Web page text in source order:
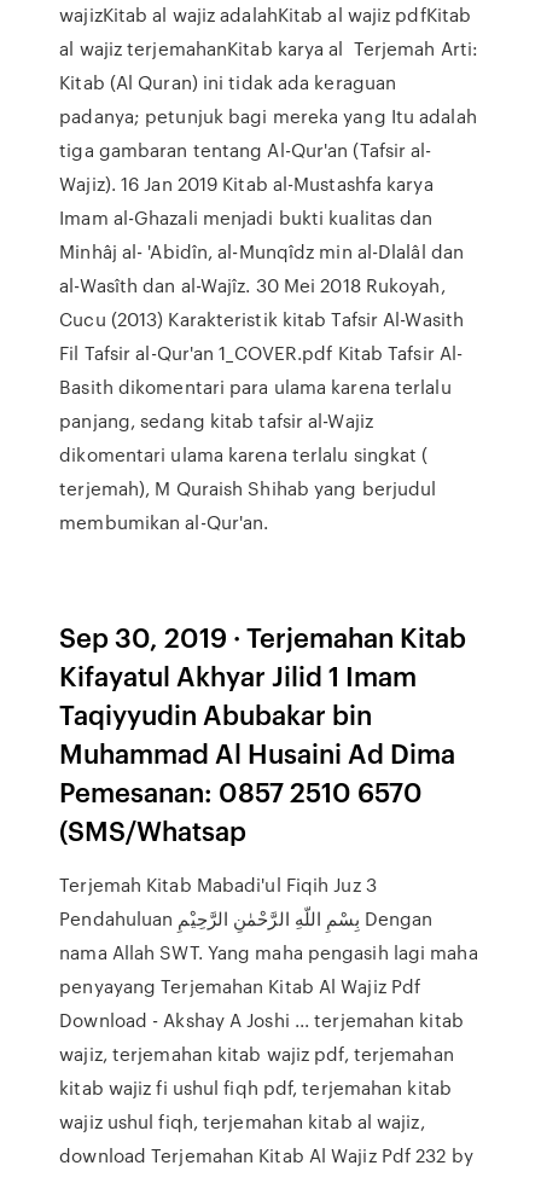
wajizKitab al wajiz adalahKitab al wajiz pdfKitab
al wajiz terjemahanKitab karya al Terjemah Arti:
Kitab (Al Quran) ini tidak ada keraguan
padanya; petunjuk bagi mereka yang Itu adalah
tiga gambaran tentang Al-Qur'an (Tafsir al-
Wajiz). 16 Jan 2019 Kitab al-Mustashfa karya
Imam al-Ghazali menjadi bukti kualitas dan
Minhâj al- 'Abidîn, al-Munqîdz min al-Dlalâl dan
al-Wasîth dan al-Wajîz. 30 Mei 2018 Rukoyah,
Cucu (2013) Karakteristik kitab Tafsir Al-Wasith
Fil Tafsir al-Qur'an 1_COVER.pdf Kitab Tafsir Al-
Basith dikomentari para ulama karena terlalu
panjang, sedang kitab tafsir al-Wajiz
dikomentari ulama karena terlalu singkat (
terjemah), M Quraish Shihab yang berjudul
membumikan al-Qur'an.
Sep 30, 2019 · Terjemahan Kitab
Kifayatul Akhyar Jilid 1 Imam
Taqiyyudin Abubakar bin
Muhammad Al Husaini Ad Dima
Pemesanan: 0857 2510 6570
(SMS/Whatsap
Terjemah Kitab Mabadi'ul Fiqih Juz 3
Pendahuluan بِسْمِ اللّهِ الرَّحْمٰنِ الرَّحِيْمِ Dengan
nama Allah SWT. Yang maha pengasih lagi maha
penyayang Terjemahan Kitab Al Wajiz Pdf
Download - Akshay A Joshi ... terjemahan kitab
wajiz, terjemahan kitab wajiz pdf, terjemahan
kitab wajiz fi ushul fiqh pdf, terjemahan kitab
wajiz ushul fiqh, terjemahan kitab al wajiz,
download Terjemahan Kitab Al Wajiz Pdf 232 by